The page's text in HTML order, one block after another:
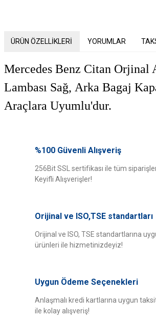
ÜRÜN ÖZELLİKLERİ YORUMLAR
Mercedes Benz Citan Orjinal
Lambası Sağ, Arka Bagaj
Araçlara Uyumlu'dur.
Bu ürüne ilk yorumu siz yapın!
yetersiz gördüğünüz noktaları öneri formunu
iletebilirsiniz.
Görüş ve önerileriniz için teşekkür ederiz.
Ürün bilgilerinde hatalar bulunuyor.
Ürün fiyatı diğer sitelerden daha pahalı.
Bu ürüne benzer farklı alternatifler olmalı.
%100 Güvenli Alışveriş
256Bit SSL sertifikası ile tüm
Keyifli Alışverişler!
Orijinal ve ISO,TSE standartları
Orijinal ve ISO, TSE standartlarına
ürünleri ile hizmetinizdeyiz!
Uygun Ödeme Seçenekleri
Anlaşmalı kredi kartlarına uygun
ile kolay alışveriş!